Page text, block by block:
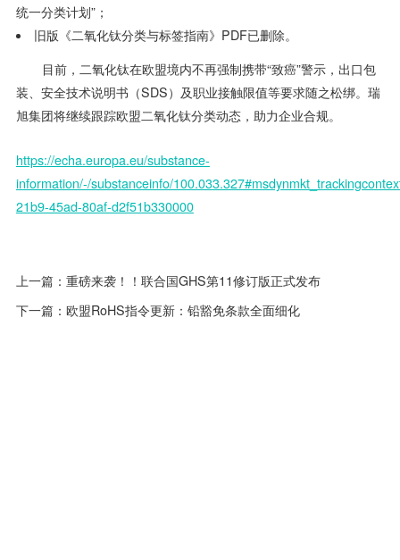
统一分类计划”；
旧版《二氧化钛分类与标签指南》PDF已删除。
目前，二氧化钛在欧盟境内不再强制携带“致癌”警示，出口包
装、安全技术说明书（SDS）及职业接触限值等要求随之松绑。瑞
旭集团将继续跟踪欧盟二氧化钛分类动态，助力企业合规。
https://echa.europa.eu/substance-
information/-/substanceinfo/
21b9-45ad-80af-d2f51b330000
上一篇： 重磅来袭！！联合国GHS第11修订版正式发布
下一篇： 欧盟RoHS指令更新：铅豁免条款全面细化